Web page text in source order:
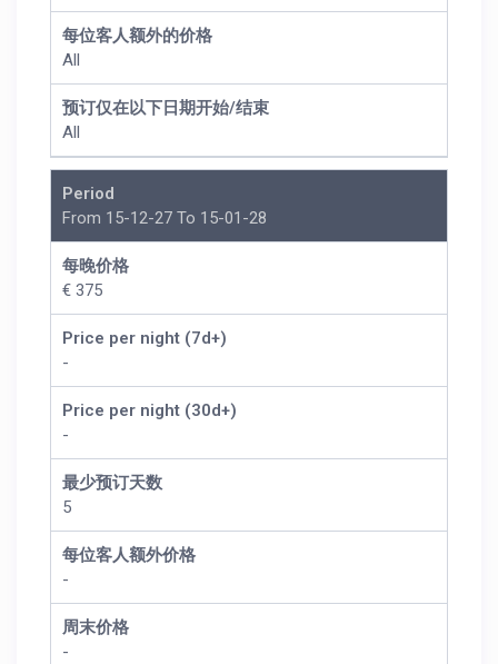
每位客人额外的价格
All
预订仅在以下日期开始/结束
All
Period
From 15-12-27 To 15-01-28
每晚价格
€ 375
Price per night (7d+)
-
Price per night (30d+)
-
最少预订天数
5
每位客人额外价格
-
周末价格
-